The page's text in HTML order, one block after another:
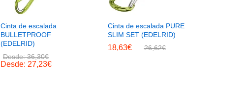
Cinta de escalada
BULLETPROOF
(EDELRID)
Desde:36,30€
Desde: 27,23€
Cinta de escalada PURE
SLIM SET (EDELRID)
18,63€ 26,62€